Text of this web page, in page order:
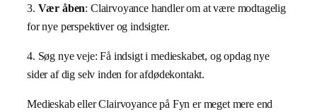
3. Vær åben: Clairvoyance handler om at være modtagelig
for nye perspektiver og indsigter.
4. Søg nye veje: Få indsigt i medieskabet, og opdag nye
sider af dig selv inden for afdødekontakt.
Medieskab eller Clairvoyance på Fyn er meget mere end